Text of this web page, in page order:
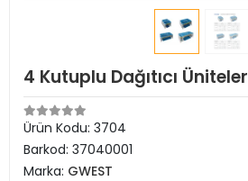
4 Kutuplu Dağıtıcı Üniteler
Ürün Kodu: 3704
Barkod: 37040001
Marka: GWEST